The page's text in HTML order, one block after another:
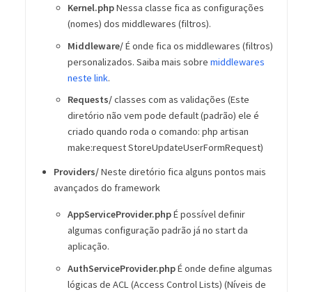
Kernel.phpNessa classe fica as configurações
(nomes) dos middlewares (filtros).
Middleware/É onde fica os middlewares (filtros)
personalizados. Saiba mais sobre middlewares
neste link.
Requests/classes com as validações (Este
diretório não vem pode default (padrão) ele é
criado quando roda o comando: php artisan
make:request StoreUpdateUserFormRequest)
Providers/Neste diretório fica alguns pontos mais
avançados do framework
AppServiceProvider.phpÉ possível definir
algumas configuração padrão já no start da
aplicação.
AuthServiceProvider.phpÉ onde define algumas
lógicas de ACL (Access Control Lists) (Níveis de